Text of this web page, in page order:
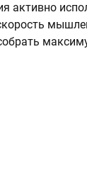
активно